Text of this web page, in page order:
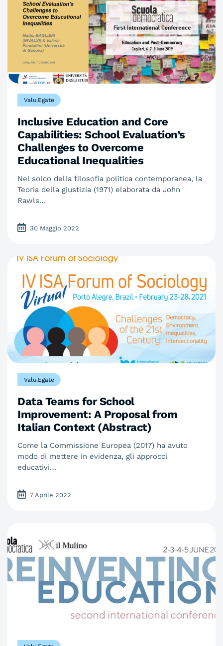
Valu.Egate
Inclusive Education and Core
Capabilities: School Evaluation’s
Challenges to Overcome
Educational Inequalities
Nel solco della filosofia politica contemporanea, la
Teoria della giustizia (1971) elaborata da John
Rawls…
30 Maggio 2022
Valu.Egate
Data Teams for School
Improvement: A Proposal from
Italian Context (Abstract)
Come la Commissione Europea (2017) ha avuto
modo di mettere in evidenza, gli approcci
educativi…
7 Aprile 2022